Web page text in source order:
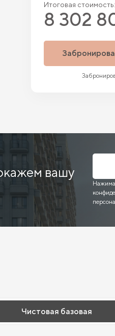
Итоговая стоимость:
8 302
вашу
Чистовая базовая